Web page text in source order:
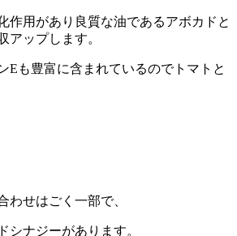
作用があり良質な油であるアボカドと
アップします。
Eも豊富に含まれているのでトマトと
わせはごく一部で、
シナジーがあります。